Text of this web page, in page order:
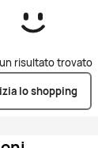
risultato trovato
lo shopping